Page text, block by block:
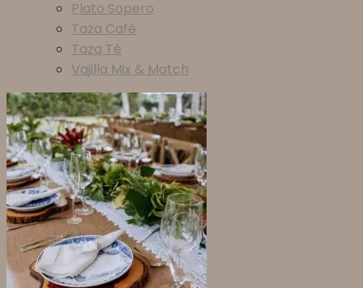
Plato Sopero
Taza Café
Taza Té
Vajilla Mix & Match